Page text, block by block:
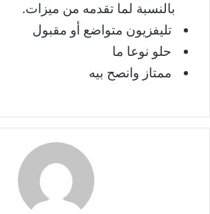
بالنسبة لما تقدمه من ميزات.
تليفزيون متواضع أو مقبول
حلو نوعا ما
ممتاز وانصح بيه